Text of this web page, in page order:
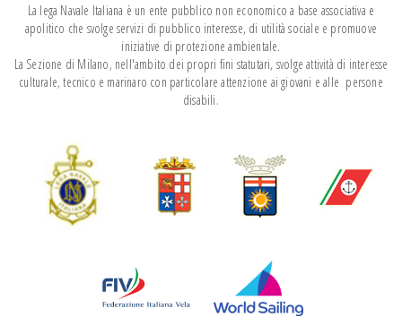
La lega Navale Italiana è un ente pubblico non economico a base associativa e
apolitico che svolge servizi di pubblico interesse, di utilità sociale e promuove
iniziative di protezione ambientale.
La Sezione di Milano, nell'ambito dei propri fini statutari, svolge attività di interesse
culturale, tecnico e marinaro con particolare attenzione ai giovani e alle persone
disabili.